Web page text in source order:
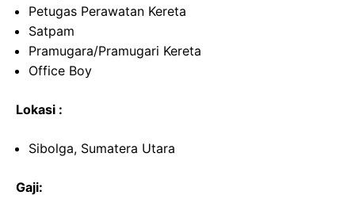
Petugas Perawatan Kereta
Satpam
Pramugara/Pramugari Kereta
Office Boy
Lokasi :
Sibolga, Sumatera Utara
Gaji: